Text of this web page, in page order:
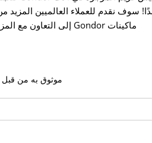
سوف نقدم للعملاء العالميين المزيد
ماكينات Gondor إلى التعاون مع المزيد من العملاء حول العالم لبناء تعاون طويل الأمد وزيادة أرباحهم إلى الحد الأقصى.
موثوق به من قبل